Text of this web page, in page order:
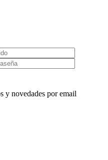
y novedades por email